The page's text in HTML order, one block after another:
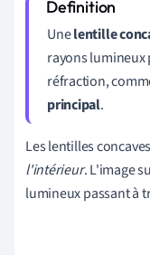
Unelentille
rayons lumineux
réfraction,
principal.
Les lentilles
l'intérieur. L'image
lumineux passant à